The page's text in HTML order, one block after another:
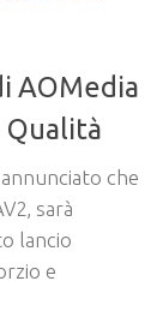
AOMedia
Qualità
che
sarà
lancio
e